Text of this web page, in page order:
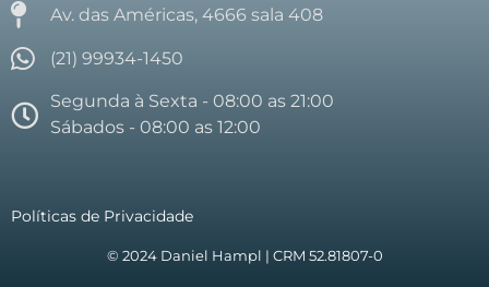
Av. das Américas, 4666 sala 408
(21) 99934-1450
Segunda à Sexta - 08:00 as 21:00
Sábados - 08:00 as 12:00
Políticas de Privacidade
© 2024 Daniel Hampl | CRM 52.81807-0